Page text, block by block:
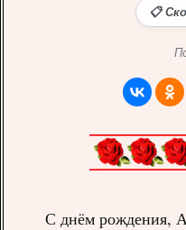
📋
С днём рождения,